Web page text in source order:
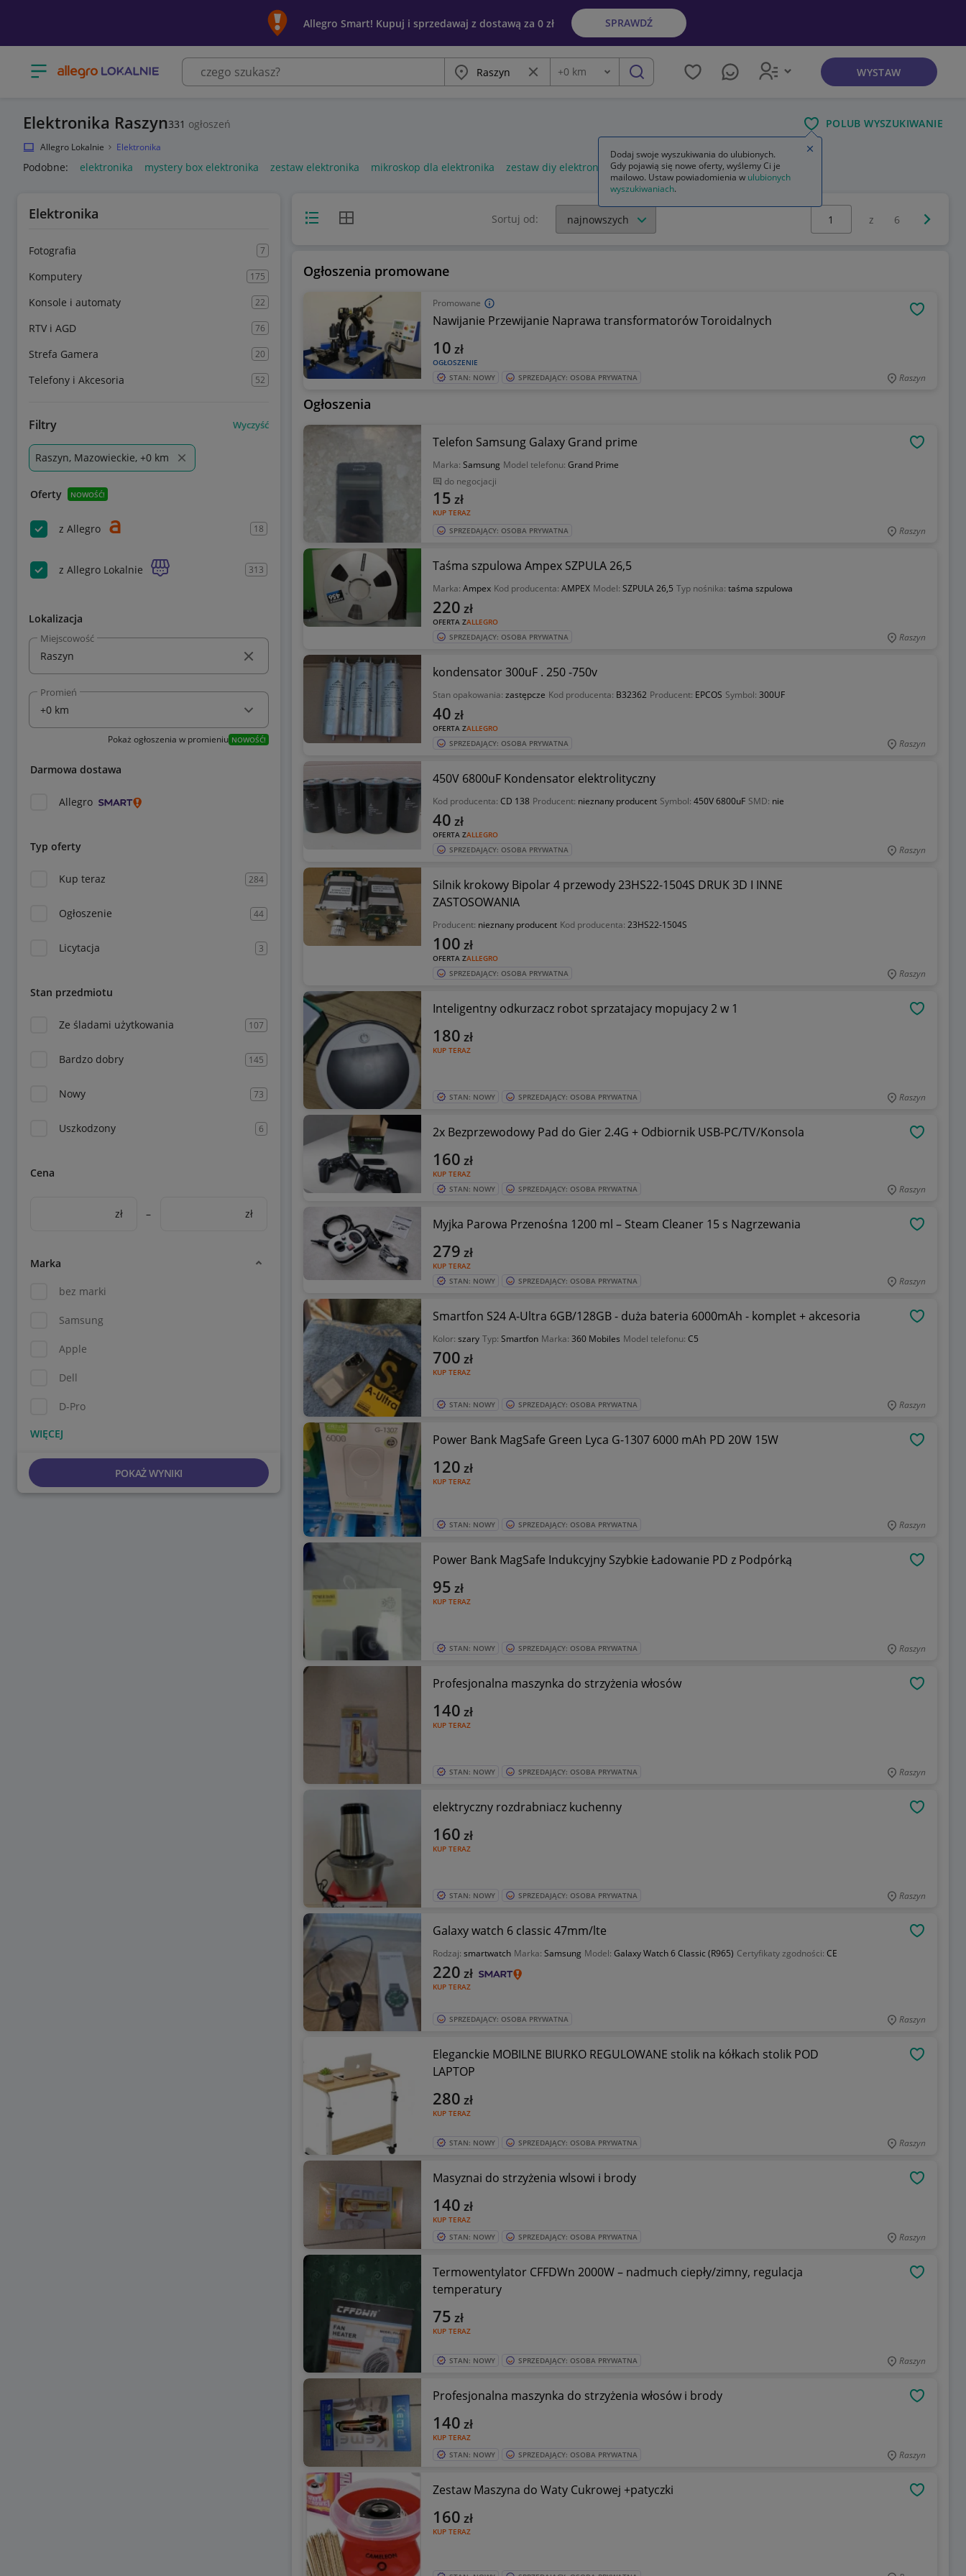
Allegro Smart! Kupuj i sprzedawaj z dostawą za 0 zł SPRAWDŹ
Otwórz menu z kategoriami Miasto Wyczyść frazę
Odległość
+0 km szukaj WYSTAW
Elektronika Raszyn331 ogłoszeń POLUB WYSZUKIWANIE
Allegro Lokalnie Elektronika
Podobne: elektronika mystery box elektronika zestaw elektronika mikroskop dla elektronika zestaw diy elektronika
Elektronika
Fotografia 7
Komputery 175
Konsole i automaty 22
RTV i AGD 76
Strefa Gamera 20
Telefony i Akcesoria 52
Filtry Wyczyść
Raszyn, Mazowieckie, +0 km
Oferty NOWOŚĆ!
z Allegro 18
z Allegro Lokalnie 313
Lokalizacja
Miejscowość
Promień
Pokaż ogłoszenia w promieniu NOWOŚĆ!
Darmowa dostawa
Allegro
Typ oferty
Kup teraz 284
Ogłoszenie 44
Licytacja 3
Stan przedmiotu
Ze śladami użytkowania 107
Bardzo dobry 145
Nowy 73
Uszkodzony 6
Cena
zł – zł
Marka
bez marki
Samsung
Apple
Dell
D-Pro
POKAŻ WYNIKI
Widok listyWidok siatki Sortuj od:
Wybierz stronę:
z 6
Ogłoszenia promowane
Promowane
Nawijanie Przewijanie Naprawa transformatorów Toroidalnych
OGŁOSZENIE
10 zł
STAN: NOWY SPRZEDAJĄCY: OSOBA PRYWATNA Raszyn
Ogłoszenia
Telefon Samsung Galaxy Grand prime
Marka: Samsung Model telefonu: Grand Prime
do negocjacji
KUP TERAZ
15 zł
SPRZEDAJĄCY: OSOBA PRYWATNA Raszyn
Taśma szpulowa Ampex SZPULA 26,5
Marka: Ampex Kod producenta: AMPEX Model: SZPULA 26,5 Typ nośnika: taśma szpulowa
OFERTA ZALLEGRO
220 zł
SPRZEDAJĄCY: OSOBA PRYWATNA Raszyn
kondensator 300uF . 250 -750v
Stan opakowania: zastępcze Kod producenta: B32362 Producent: EPCOS Symbol: 300UF
OFERTA ZALLEGRO
40 zł
SPRZEDAJĄCY: OSOBA PRYWATNA Raszyn
450V 6800uF Kondensator elektrolityczny
Kod producenta: CD 138 Producent: nieznany producent Symbol: 450V 6800uF SMD: nie
OFERTA ZALLEGRO
40 zł
SPRZEDAJĄCY: OSOBA PRYWATNA Raszyn
Silnik krokowy Bipolar 4 przewody 23HS22-1504S DRUK 3D I INNE
ZASTOSOWANIA
Producent: nieznany producent Kod producenta: 23HS22-1504S
OFERTA ZALLEGRO
100 zł
SPRZEDAJĄCY: OSOBA PRYWATNA Raszyn
Inteligentny odkurzacz robot sprzatajacy mopujacy 2 w 1
KUP TERAZ
180 zł
STAN: NOWY SPRZEDAJĄCY: OSOBA PRYWATNA Raszyn
2x Bezprzewodowy Pad do Gier 2.4G + Odbiornik USB-PC/TV/Konsola
KUP TERAZ
160 zł
STAN: NOWY SPRZEDAJĄCY: OSOBA PRYWATNA Raszyn
Myjka Parowa Przenośna 1200 ml – Steam Cleaner 15 s Nagrzewania
KUP TERAZ
279 zł
STAN: NOWY SPRZEDAJĄCY: OSOBA PRYWATNA Raszyn
Smartfon S24 A-Ultra 6GB/128GB - duża bateria 6000mAh - komplet + akcesoria
Kolor: szary Typ: Smartfon Marka: 360 Mobiles Model telefonu: C5
KUP TERAZ
700 zł
STAN: NOWY SPRZEDAJĄCY: OSOBA PRYWATNA Raszyn
Power Bank MagSafe Green Lyca G-1307 6000 mAh PD 20W 15W
KUP TERAZ
120 zł
STAN: NOWY SPRZEDAJĄCY: OSOBA PRYWATNA Raszyn
Power Bank MagSafe Indukcyjny Szybkie Ładowanie PD z Podpórką
KUP TERAZ
95 zł
STAN: NOWY SPRZEDAJĄCY: OSOBA PRYWATNA Raszyn
Profesjonalna maszynka do strzyżenia włosów
KUP TERAZ
140 zł
STAN: NOWY SPRZEDAJĄCY: OSOBA PRYWATNA Raszyn
elektryczny rozdrabniacz kuchenny
KUP TERAZ
160 zł
STAN: NOWY SPRZEDAJĄCY: OSOBA PRYWATNA Raszyn
Galaxy watch 6 classic 47mm/lte
Rodzaj: smartwatch Marka: Samsung Model: Galaxy Watch 6 Classic (R965) Certyfikaty zgodności: CE
KUP TERAZ
220 zł
SPRZEDAJĄCY: OSOBA PRYWATNA Raszyn
Eleganckie MOBILNE BIURKO REGULOWANE stolik na kółkach stolik POD
LAPTOP
KUP TERAZ
280 zł
STAN: NOWY SPRZEDAJĄCY: OSOBA PRYWATNA Raszyn
Masyznai do strzyżenia wlsowi i brody
KUP TERAZ
140 zł
STAN: NOWY SPRZEDAJĄCY: OSOBA PRYWATNA Raszyn
Termowentylator CFFDWn 2000W – nadmuch ciepły/zimny, regulacja
temperatury
KUP TERAZ
75 zł
STAN: NOWY SPRZEDAJĄCY: OSOBA PRYWATNA Raszyn
Profesjonalna maszynka do strzyżenia włosów i brody
KUP TERAZ
140 zł
STAN: NOWY SPRZEDAJĄCY: OSOBA PRYWATNA Raszyn
Zestaw Maszyna do Waty Cukrowej +patyczki
KUP TERAZ
160 zł
Dodaj swoje wyszukiwania do ulubionych.
Gdy pojawią się nowe oferty, wyślemy Ci je
mailowo. Ustaw powiadomienia w ulubionych
wyszukiwaniach.
Zamknij wskazówkę